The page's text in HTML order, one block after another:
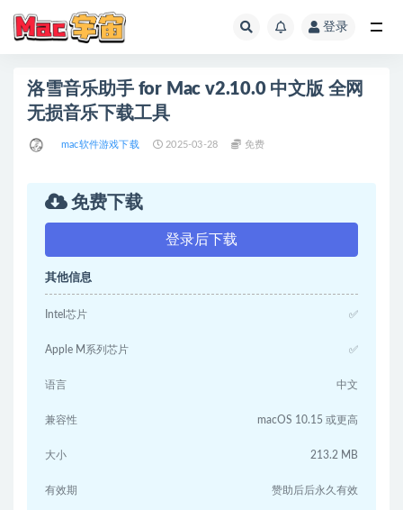
登录
洛雪音乐助手 for Mac v2.10.0 中文版 全网
无损音乐下载工具
mac软件游戏下载 2025-03-28 免费
免费下载
登录后下载
其他信息
Intel芯片 ✅
Apple M系列芯片 ✅
语言 中文
兼容性 macOS 10.15 或更高
大小 213.2 MB
有效期 赞助后后永久有效